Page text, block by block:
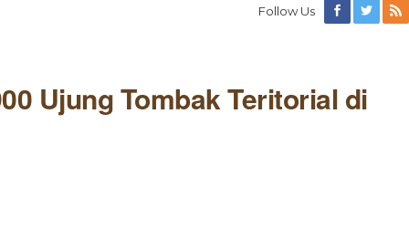
Follow Us
Ujung Tombak Teritorial di